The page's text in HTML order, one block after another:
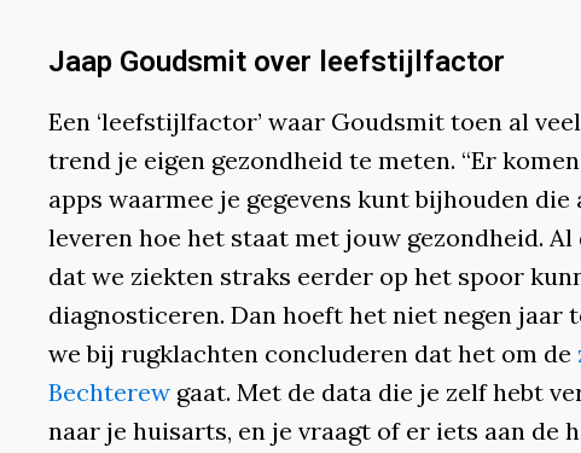
Jaap Goudsmit over leefstijlfactor
Een ‘leefstijlfactor’ waar Goudsmit toen al
trend je eigen gezondheid te meten. “Er
apps waarmee je gegevens kunt bijhouden
leveren hoe het staat met jouw gezondheid. Al
dat we ziekten straks eerder op het spoor
diagnosticeren. Dan hoeft het niet negen jaar
we bij rugklachten concluderen dat het om de
Bechterew gaat. Met de data die je zelf hebt
naar je huisarts, en je vraagt of er iets aan de